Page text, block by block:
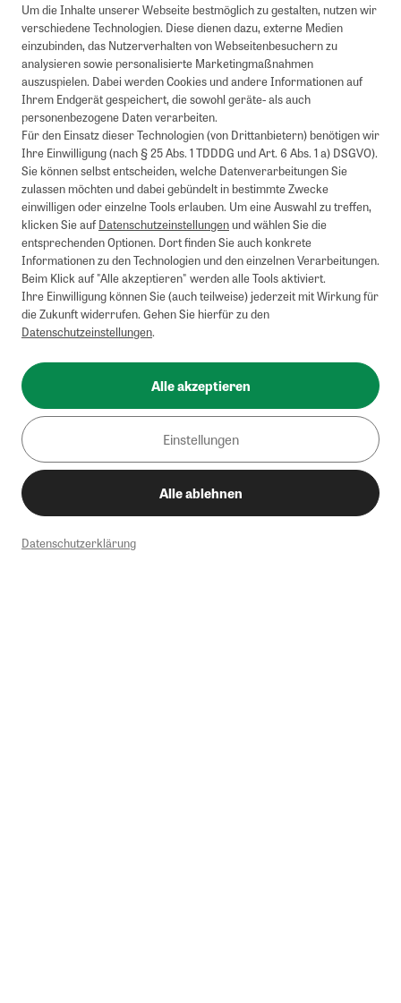
Um die Inhalte unserer Webseite bestmöglich zu gestalten, nutzen wir
verschiedene Technologien. Diese dienen dazu, externe Medien
einzubinden, das Nutzerverhalten von Webseitenbesuchern zu
analysieren sowie personalisierte Marketingmaßnahmen
auszuspielen. Dabei werden Cookies und andere Informationen auf
Ihrem Endgerät gespeichert, die sowohl geräte- als auch
personenbezogene Daten verarbeiten.
Für den Einsatz dieser Technologien (von Drittanbietern) benötigen wir
Ihre Einwilligung (nach § 25 Abs. 1 TDDDG und Art. 6 Abs. 1 a) DSGVO).
Sie können selbst entscheiden, welche Datenverarbeitungen Sie
zulassen möchten und dabei gebündelt in bestimmte Zwecke
einwilligen oder einzelne Tools erlauben. Um eine Auswahl zu treffen,
klicken Sie aufDatenschutzeinstellungenund wählen Sie die
entsprechenden Optionen. Dort finden Sie auch konkrete
Informationen zu den Technologien und den einzelnen Verarbeitungen.
Beim Klick auf "Alle akzeptieren" werden alle Tools aktiviert.
Ihre Einwilligung können Sie (auch teilweise) jederzeit mit Wirkung für
die Zukunft widerrufen. Gehen Sie hierfür zu den
Datenschutzeinstellungen.
Alle akzeptieren
Einstellungen
Alle ablehnen
Datenschutzerklärung